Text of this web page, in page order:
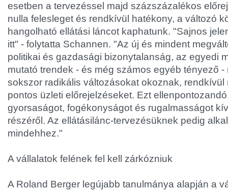
esetben a tervezéssel majd százszázalékos
nulla felesleget és rendkívül hatékony, a változó
hangolható ellátási láncot kaphatunk. "Sajnos
itt" - folytatta Schannen. "Az új és mindent
politikai és gazdasági bizonytalanság, az egyedi
mutató trendek - és még számos egyéb tényező
sokszor radikális változásokat okoznak,
pontos üzleti előrejelzéseket. Ezt
gyorsaságot, fogékonyságot és rugalmasságot
részéről. Az ellátásilánc-tervezésüknek pedig
mindehhez."
A vállalatok felének fel kell zárkózniuk
A Roland Berger legújabb tanulmánya alapján a